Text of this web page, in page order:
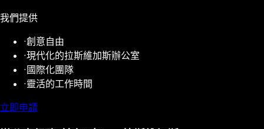
我們提供
·創意自由
·現代化的拉斯維加斯辦公室
·國際化團隊
·靈活的工作時間
立即申請